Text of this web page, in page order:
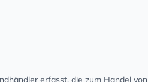
erfasst, die zum Handel von